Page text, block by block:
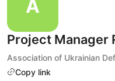
Project Manager
Association of Ukrainian
Copy link